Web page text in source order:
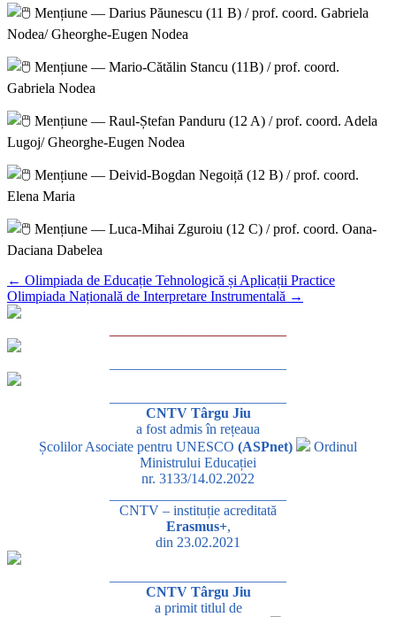
Mențiune — Darius Păunescu (11 B) / prof. coord. Gabriela
Nodea/ Gheorghe-Eugen Nodea
Mențiune — Mario-Cătălin Stancu (11B) / prof. coord.
Gabriela Nodea
Mențiune — Raul-Ștefan Panduru (12 A) / prof. coord. Adela
Lugoj/ Gheorghe-Eugen Nodea
Mențiune — Deivid-Bogdan Negoiță (12 B) / prof. coord.
Elena Maria
Mențiune — Luca-Mihai Zguroiu (12 C) / prof. coord. Oana-
Daciana Dabelea
← Olimpiada de Educație Tehnologică și Aplicații Practice
Olimpiada Națională de Interpretare Instrumentală →
CNTV Târgu Jiu
a fost admis în rețeaua
Școlilor Asociate pentru UNESCO (ASPnet)
Ordinul
Ministrului Educației
nr. 3133/14.02.2022
CNTV – instituție acreditată
Erasmus+,
din 23.02.2021
CNTV Târgu Jiu
a primit titlul de